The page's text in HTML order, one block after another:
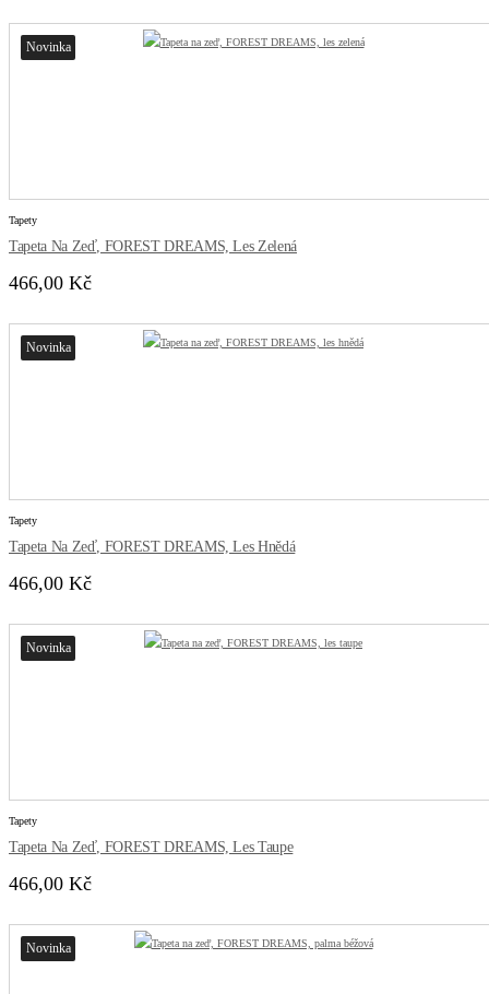
Novinka
Tapety
Tapeta Na Zeď, FOREST DREAMS, Les Zelená
466,00 Kč
Novinka
Tapety
Tapeta Na Zeď, FOREST DREAMS, Les Hnědá
466,00 Kč
Novinka
Tapety
Tapeta Na Zeď, FOREST DREAMS, Les Taupe
466,00 Kč
Novinka